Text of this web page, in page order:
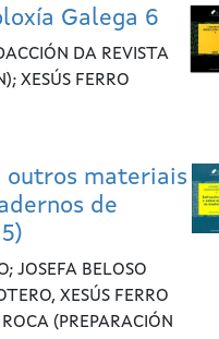
Galega 6
DA REVISTA
XESÚS FERRO
outros materiais
de
JOSEFA BELOSO
XESÚS FERRO
(PREPARACIÓN